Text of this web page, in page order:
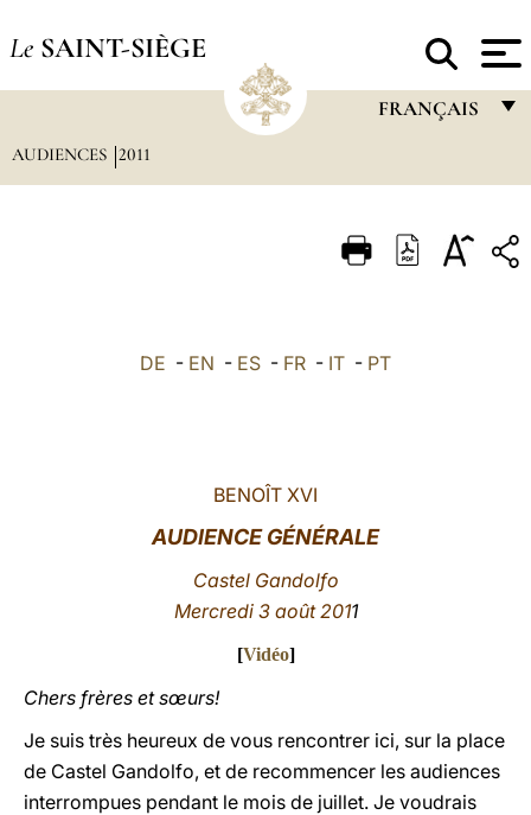
Le SAINT-SIÈGE
FRANÇAIS
ITALIANO
中文
AUDIENCES 2011
DE - EN - ES - FR - IT - PT
BENOÎT XVI
AUDIENCE GÉNÉRALE
Castel Gandolfo
Mercredi 3 août 2011
[Vidéo]
Chers frères et sœurs!
Je suis très heureux de vous rencontrer ici, sur la place
de Castel Gandolfo, et de recommencer les audiences
interrompues pendant le mois de juillet. Je voudrais